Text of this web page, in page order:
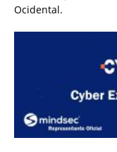
Ocidental.